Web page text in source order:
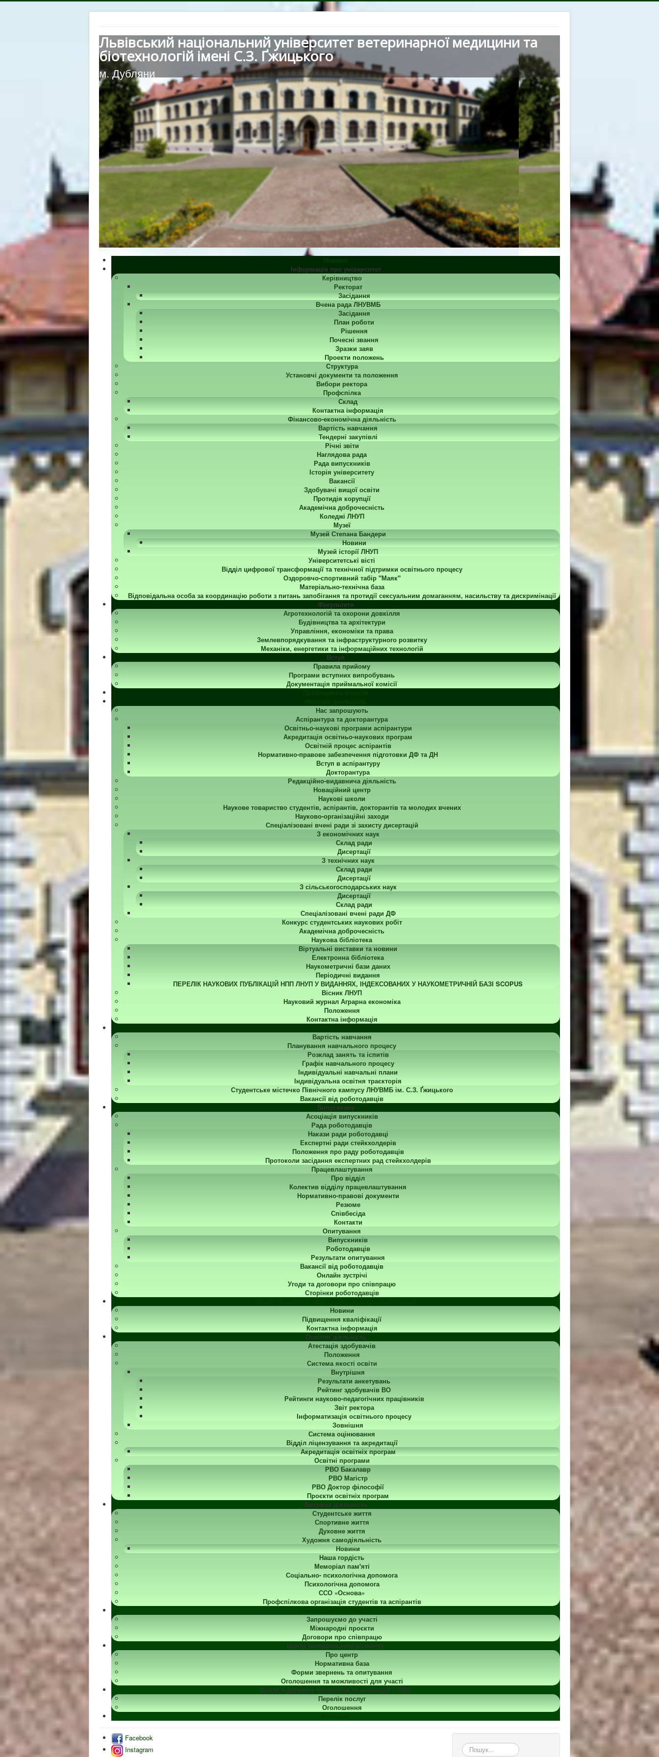
Львівський національний університет ветеринарної медицини та
біотехнологій імені С.З. Ґжицького
м. Дубляни
Інформація про університет
Керівництво
Ректорат
Засідання
Вчена рада ЛНУВМБ
Засідання
План роботи
Рішення
Почесні звання
Зразки заяв
Проекти положень
Структура
Установчі документи та положення
Вибори ректора
Профспілка
Склад
Контактна інформація
Фінансово-економічна діяльність
Вартість навчання
Тендерні закупівлі
Річні звіти
Наглядова рада
Рада випускників
Історія університету
Вакансії
Здобувачі вищої освіти
Протидія корупції
Академічна доброчесність
Коледжі ЛНУП
Музеї
Музей Степана Бандери
Новини
Музей історії ЛНУП
Університетські вісті
Відділ цифрової трансформації та технічної підтримки освітнього процесу
Оздоровчо-спортивний табір "Маяк"
Матеріально-технічна база
Відповідальна особа за координацію роботи з питань запобігання та протидії сексуальним домаганням, насильству та дискримінації
Факультети
Агротехнологій та охорони довкілля
Будівництва та архітектури
Управління, економіки та права
Землевпорядкування та інфраструктурного розвитку
Механіки, енергетики та інформаційних технологій
Вступ
Правила прийому
Програми вступних випробувань
Документація приймальної комісії
Нас запрошують
Аспірантура та докторантура
Освітньо-наукові програми аспірантури
Акредитація освітньо-наукових програм
Освітній процес аспірантів
Нормативно-правове забезпечення підготовки ДФ та ДН
Вступ в аспірантуру
Докторантура
Редакційно-видавнича діяльність
Новаційний центр
Наукові школи
Наукове товариство студентів, аспірантів, докторантів та молодих вчених
Науково-організаційні заходи
Спеціалізовані вчені ради зі захисту дисертацій
З економічних наук
Склад ради
Дисертації
З технічних наук
Склад ради
Дисертації
З сільськогосподарських наук
Дисертації
Склад ради
Спеціалізовані вчені ради ДФ
Конкурс студентських наукових робіт
Академічна доброчесність
Наукова бібліотека
Віртуальні виставки та новини
Електронна бібліотека
Наукометричні бази даних
Періодичні видання
ПЕРЕЛІК НАУКОВИХ ПУБЛІКАЦІЙ НПП ЛНУП У ВИДАННЯХ, ІНДЕКСОВАНИХ У НАУКОМЕТРИЧНІЙ БАЗІ SCOPUS
Вісник ЛНУП
Науковий журнал Аграрна економіка
Положення
Контактна інформація
Вартість навчання
Планування навчального процесу
Розклад занять та іспитів
Графік навчального процесу
Індивідуальні навчальні плани
Індивідуальна освітня траєкторія
Студентське містечко Північного кампусу ЛНУВМБ ім. С.З. Ґжицького
Вакансії від роботодавців
Випускнику
Асоціація випускників
Рада роботодавців
Накази ради роботодавці
Експертні ради стейкхолдерів
Положення про раду роботодавців
Протоколи засідання експертних рад стейкхолдерів
Працевлаштування
Про відділ
Колектив відділу працевлаштування
Нормативно-правові документи
Резюме
Співбесіда
Контакти
Опитування
Випускників
Роботодавців
Результати опитування
Вакансії від роботодавців
Онлайн зустрічі
Угоди та договори про співпрацю
Сторінки роботодавців
Новини
Підвищення кваліфікації
Контактна інформація
Освітня діяльність
Атестація здобувачів
Положення
Система якості освіти
Внутрішня
Результати анкетувань
Рейтинг здобувачів ВО
Рейтинги науково-педагогічних працівників
Звіт ректора
Інформатизація освітнього процесу
Зовнішня
Система оцінювання
Відділ ліцензування та акредитації
Акредитація освітніх програм
Освітні програми
РВО Бакалавр
РВО Магістр
РВО Доктор філософії
Проєкти освітніх програм
Виховна діяльність
Студентське життя
Спортивне життя
Духовне життя
Художня самодіяльність
Новини
Наша гордість
Меморіал пам'яті
Соціально- психологічна допомога
Психологічна допомога
ССО «Основа»
Профспілкова організація студентів та аспірантів
Запрошуємо до участі
Міжнародні проєкти
Договори про співпрацю
Центр ветеранського розвитку
Про центр
Нормативна база
Форми звернень та опитування
Оголошення та можливості для участі
Центр підтримки технологій та інновацій - TISC
Перелік послуг
Оголошення
Facebook
Instagram
пошук